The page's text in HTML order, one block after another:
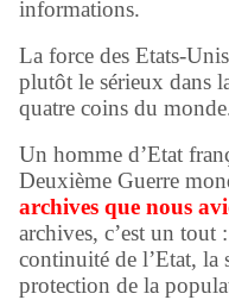
informations.
La force des Etats-
plutôt le sérieux dans
quatre coins du
Un homme d’Etat
Deuxième Guerre
archives que nous
archives, c’est un tout
continuité de l’Etat, la
protection de la